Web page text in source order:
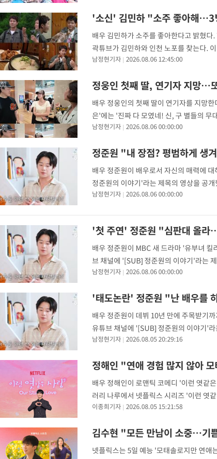
'소신' 김민하 "소주 좋아해
배우 김민하가 소주를 좋아한다고 밝혔
곽튜브가 김민하와 인천 노포를 찾는다.
꼽는다. 이에 전현무는 전통을 자랑하는
남정현기자 2026.08.06 12:45:00
정웅인 첫째 딸, 연기자 지망…
배우 정웅인의 첫째 딸이 연기자를 지망
은'에는 '진짜 다 모였네! 신, 구 별들의 무
는 연극 '베니스의 상인'을 관람하기 위해
남정현기자 2026.08.06 00:00:00
정준원 "내 장점? 평범하게 생
배우 정준원이 배우로서 자신의 매력에
정준원의 이야기'라는 제목의 영상을 공
수 있다. 뭐하고 싶냐"고 물었다. 정준원
남정현기자 2026.08.06 00:00:00
'첫 주연' 정준원 "심판대 올
배우 정준원이 MBC 새 드라마 '유부녀
브 채널에 '[SUB] 정준원의 이야기'라는
다 이겨내고 지금의 준원씨가 됐다"고 말
남정현기자 2026.08.06 00:00:00
'태도논란' 정준원 "난 배우를
배우 정준원이 데뷔 10년 만에 주목받기
유튜브 채널에 '[SUB] 정준원의 이야기'
는 질문에 "실제로 '언젠가는 슬기로운
남정현기자 2026.08.05 20:29:16
정해인 "연애 경험 많지 않아
배우 정해인이 로맨틱 코메디 '이런 엿같
러리 나루에서 넷플릭스 시리즈 '이런 엿
영, 허성태가 참석했다. '이런 엿같은 사
이종희기자 2026.08.05 15:21:58
김수현 "모든 만남이 소중…기
넷플릭스는 5일 예능 '모태솔로지만 연